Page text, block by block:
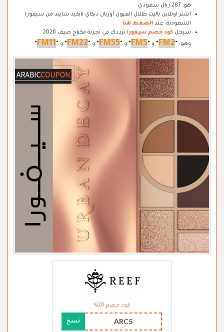
هو: 287 ريال سعودي
اشتر اونلاين باليت ظلال العيون أوربان ديكاي نايكيد شايبد من سيفورا
السعودية، عند الضغط هنا
سيحل كود خصم سيفورا
ترددك في تجربة مكياج صيف 2026
وهو: "
FM2
" و "
FM5
" و "
FM55
" و "
FM22
" و "
FM11
"
كود خصم 20%
ARC5 نسخ